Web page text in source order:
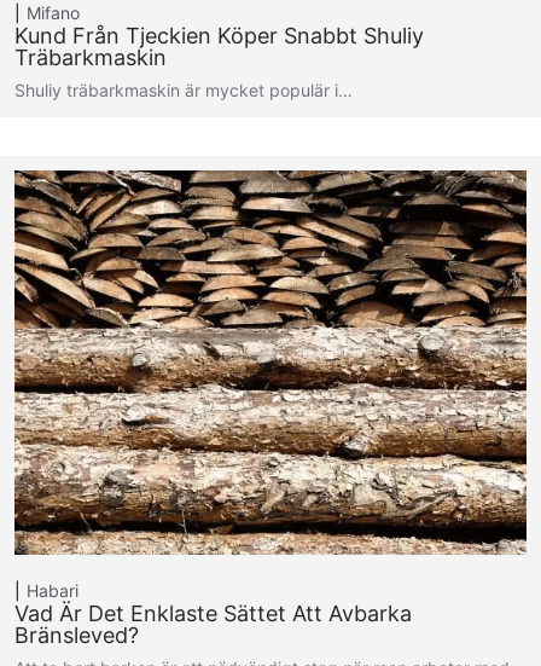
Mifano
Kund Från Tjeckien Köper Snabbt Shuliy
Träbarkmaskin
Shuliy träbarkmaskin är mycket populär i…
Habari
Vad Är Det Enklaste Sättet Att Avbarka
Bränsleved?